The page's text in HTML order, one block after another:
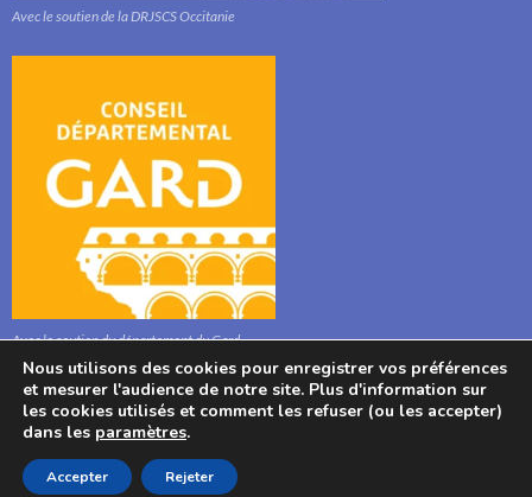
Avec le soutien de la DRJSCS Occitanie
Avec le soutien du département du Gard
© : Association l'Aphyllanthe 2021, Bibliothèque, Mairie, 280 Route Stéphane
Hessel, 30700 Aigaliers, France. Tel : 04 6622 1020.
Nous utilisons des cookies pour enregistrer vos préférences
et mesurer l'audience de notre site. Plus d'information sur
les cookies utilisés et comment les refuser (ou les accepter)
dans les paramètres.
Accepter Rejeter